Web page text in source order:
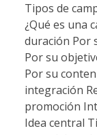
Tipos de
¿Qué es una
duración Por
Por su
Por su
integración
promoción
Idea central